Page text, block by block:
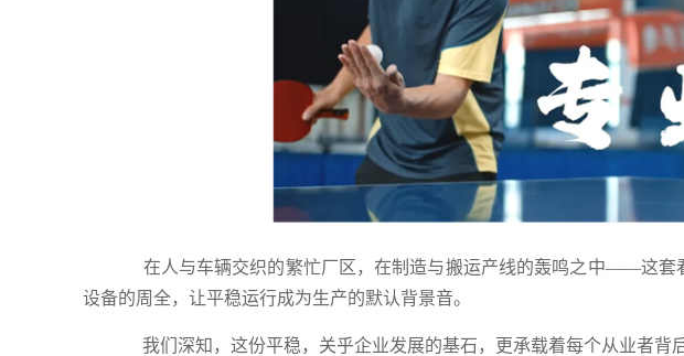
在人与车辆交织的繁忙厂区，在制造与搬运产线的轰鸣之中——这套
设备的周全，让平稳运行成为生产的默认背景音。
我们深知，这份平稳，关乎企业发展的基石，更承载着每个从业者背